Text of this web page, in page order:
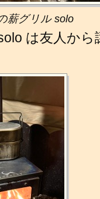
薪グリル solo
は友人か